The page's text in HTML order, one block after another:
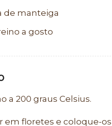
de manteiga
a gosto
a 200 graus Celsius.
em floretes e coloque-